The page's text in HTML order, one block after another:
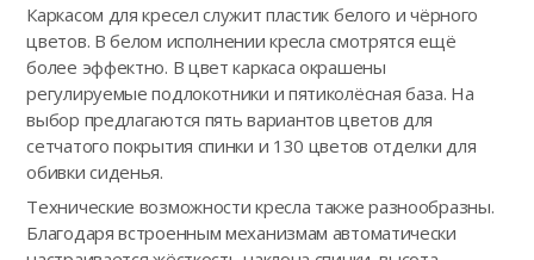
Каркасом для кресел служит пластик белого и чёрного
цветов. В белом исполнении кресла смотрятся ещё
более эффектно. В цвет каркаса окрашены
регулируемые подлокотники и пятиколёсная база. На
выбор предлагаются пять вариантов цветов для
сетчатого покрытия спинки и 130 цветов отделки для
обивки сиденья.
Технические возможности кресла также разнообразны.
Благодаря встроенным механизмам автоматически